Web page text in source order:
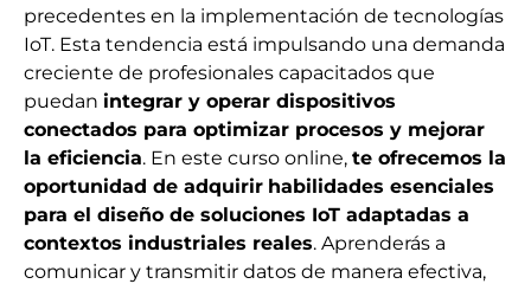
precedentes en la implementación de tecnologías
IoT. Esta tendencia está impulsando una demanda
creciente de profesionales capacitados que
puedan integrar y operar dispositivos
conectados para optimizar procesos y mejorar
la eficiencia. En este curso online, te ofrecemos la
oportunidad de adquirir habilidades esenciales
para el diseño de soluciones IoT adaptadas a
contextos industriales reales. Aprenderás a
comunicar y transmitir datos de manera efectiva,